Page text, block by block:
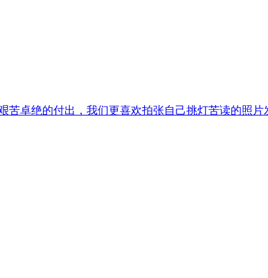
卓绝的付出，我们更喜欢拍张自己挑灯苦读的照